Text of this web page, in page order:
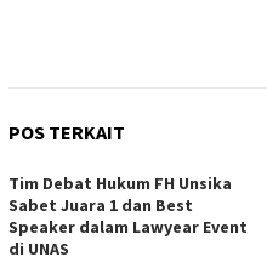
POS TERKAIT
Tim Debat Hukum FH Unsika
Sabet Juara 1 dan Best
Speaker dalam Lawyear Event
di UNAS